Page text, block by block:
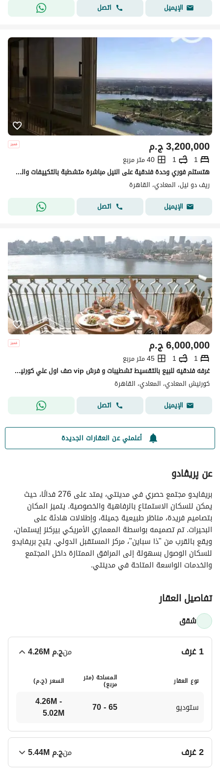
الإيميل
اتصل
ج.م3,200,000
1
1
40 متر مربع
هتستلم فوري وحدة فندقية على النيل مباشرة متشطبة بالتكييفات والفرش واجهزة samsung داخل برج على كورنيش المعادي فيو بحري reve du nil
ريف دو نيل، المعادي، القاهرة
الإيميل
اتصل
ج.م6,000,000
1
1
45 متر مربع
غرفه فندقيه للبيع بالتقسيط تشطيبات و فرش vip صف اول علي كورنيش النيل (بعائــد ايجار ثابت ) فيو الاهرامات ديركت علي كورنيش المعادي
كورنيش المعادي، المعادي، القاهرة
الإيميل
اتصل
أعلمني عن العقارات الجديدة
عن پريڤادو
بريفايدو مجتمع حصري في مدينتي، يمتد على 276 فدانًا، حيث
يمكن للسكان الاستمتاع بالرفاهية والخصوصية. يتميز المكان
بتصاميم فريدة، مناظر طبيعية جميلة، وإطلالات هادئة على
البحيرات. تم تصميمه بواسطة المعماري الأمريكي بيركنز إيستمان،
ويقع بالقرب من "ذا سباين"، مركز المستقبل الدولي. يتيح بريفايدو
للسكان الوصول بسهولة إلى المرافق الممتازة داخل المجتمع
والخدمات الواسعة المتاحة في مدينتي.
تفاصيل العقار
شقق
1 غرف منج.م4.26M
نوع العقار المساحة (متر
مربع) السعر (ج.م)
ستوديو 65 - 70
4.26M -
5.02M
2 غرف منج.م5.44M